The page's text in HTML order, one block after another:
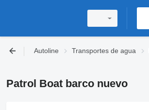
Autoline Transportes de agua
Patrol Boat barco nuevo